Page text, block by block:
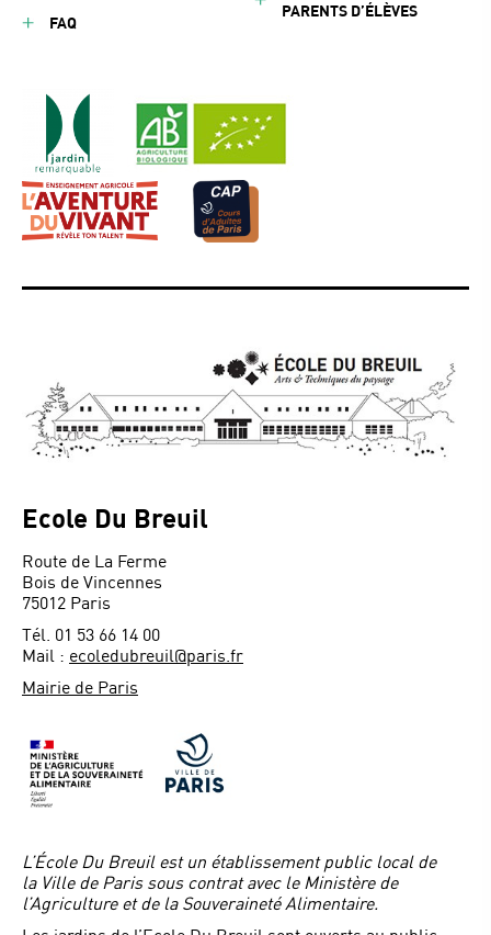
FAQ
PARENTS D’ÉLÈVES
Ecole Du Breuil
Route de La Ferme
Bois de Vincennes
75012 Paris
Tél. 01 53 66 14 00
Mail : ecoledubreuil@paris.fr
Mairie de Paris
L’École Du Breuil est un établissement public local de
la Ville de Paris sous contrat avec le Ministère de
l’Agriculture et de la Souveraineté Alimentaire.